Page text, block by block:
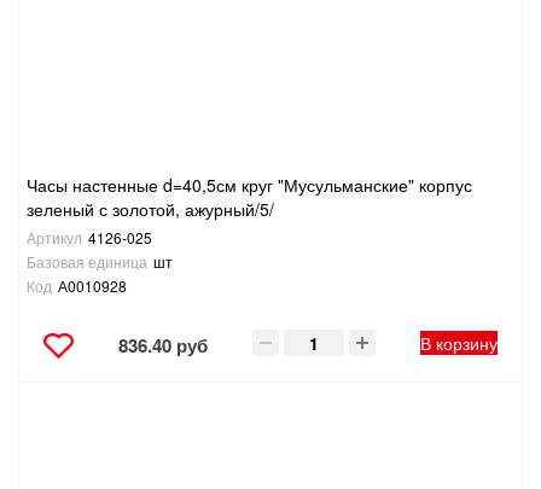
Часы настенные d=40,5см круг "Мусульманские" корпус
зеленый с золотой, ажурный/5/
Артикул 4126-025
Базовая единица шт
Код А0010928
836.40 руб В корзину